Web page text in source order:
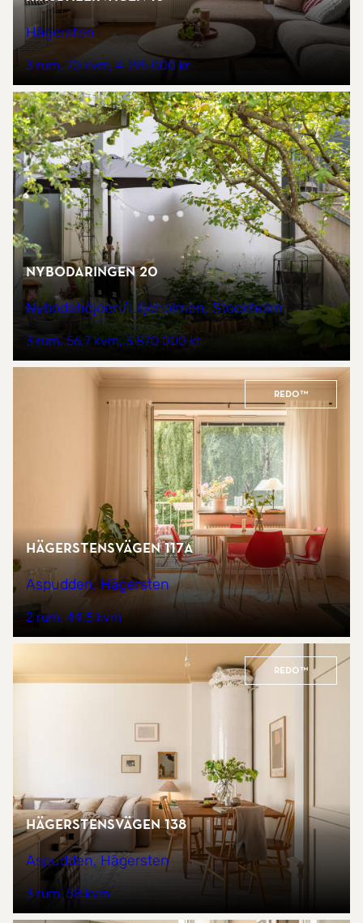
Hägersten
3 rum 70 kvm 4 795 000 kr
Nybodaringen 20
Nybodahöjden/Liljeholmen, Stockholm
3 rum 56,7 kvm 3 870 000 kr
REDO™
Hägerstensvägen 117A
Aspudden, Hägersten
2 rum 44,5 kvm
REDO™
Hägerstensvägen 138
Aspudden, Hägersten
3 rum 58 kvm